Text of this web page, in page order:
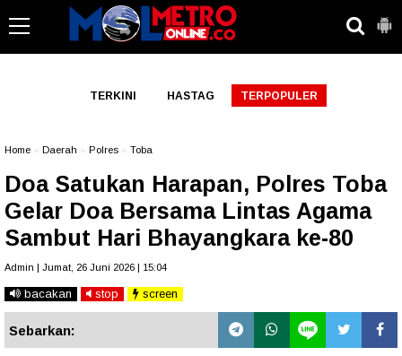
TERKINI HASTAG TERPOPULER
Home Daerah Polres Toba
Doa Satukan Harapan, Polres Toba
Gelar Doa Bersama Lintas Agama
Sambut Hari Bhayangkara ke-80
Admin | Jumat, 26 Juni 2026 | 15:04
bacakan stop screen
Sebarkan: